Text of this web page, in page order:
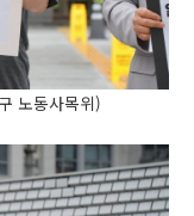
노동사목위)